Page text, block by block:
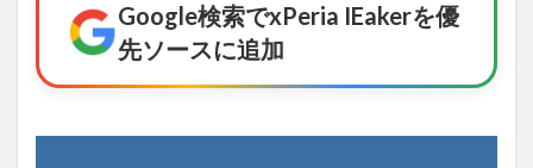
Google検索でxPeria IEakerを優
先ソースに追加